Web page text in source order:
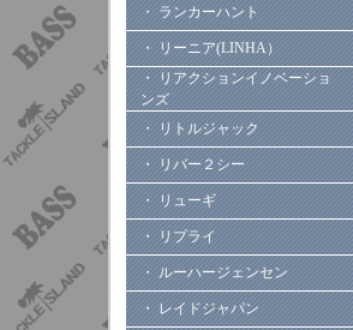
・ ランカーハント
・ リーニア(LINHA）
・ リアクションイノベーショ
ンズ
・ リトルジャック
・ リバー２シー
・ リューギ
・ リプライ
・ ルーハージェンセン
・ レイドジャパン